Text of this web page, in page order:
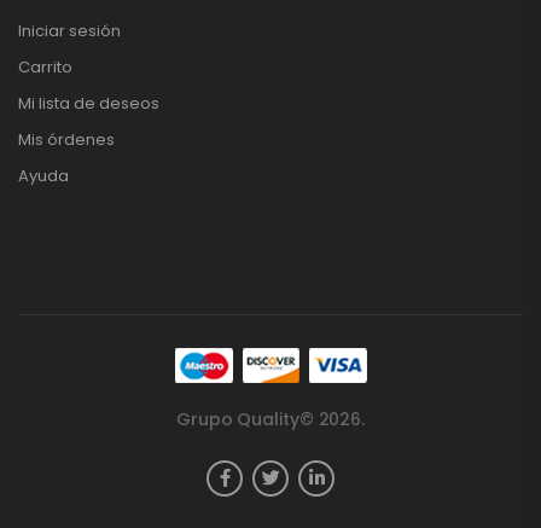
Iniciar sesión
Carrito
Mi lista de deseos
Mis órdenes
Ayuda
Grupo Quality© 2026.